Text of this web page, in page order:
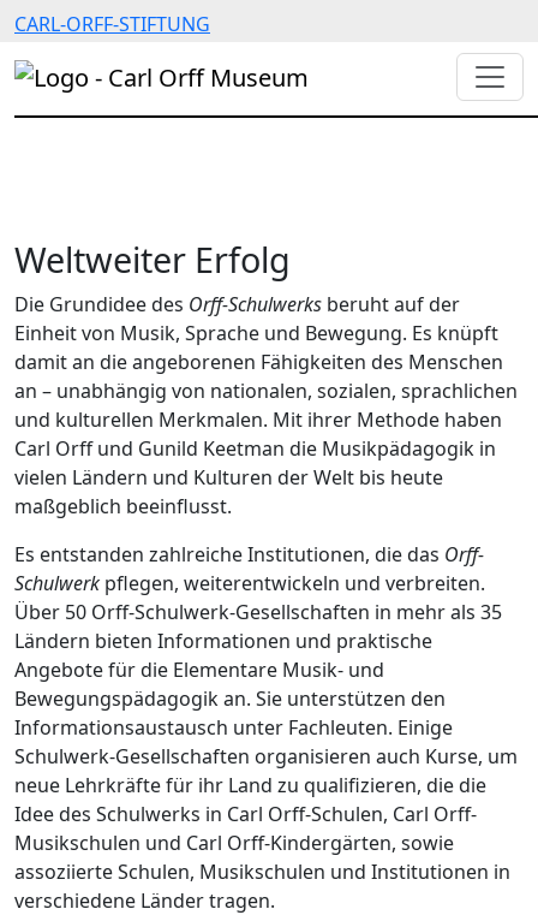
CARL-ORFF-STIFTUNG
Weltweiter Erfolg
Die Grundidee des Orff-Schulwerks beruht auf der
Einheit von Musik, Sprache und Bewegung. Es knüpft
damit an die angeborenen Fähigkeiten des Menschen
an – unabhängig von nationalen, sozialen, sprachlichen
und kulturellen Merkmalen. Mit ihrer Methode haben
Carl Orff und Gunild Keetman die Musikpädagogik in
vielen Ländern und Kulturen der Welt bis heute
maßgeblich beeinflusst.
Es entstanden zahlreiche Institutionen, die das Orff-
Schulwerk pflegen, weiterentwickeln und verbreiten.
Über 50 Orff-Schulwerk-Gesellschaften in mehr als 35
Ländern bieten Informationen und praktische
Angebote für die Elementare Musik- und
Bewegungspädagogik an. Sie unterstützen den
Informationsaustausch unter Fachleuten. Einige
Schulwerk-Gesellschaften organisieren auch Kurse, um
neue Lehrkräfte für ihr Land zu qualifizieren, die die
Idee des Schulwerks in Carl Orff-Schulen, Carl Orff-
Musikschulen und Carl Orff-Kindergärten, sowie
assoziierte Schulen, Musikschulen und Institutionen in
verschiedene Länder tragen.